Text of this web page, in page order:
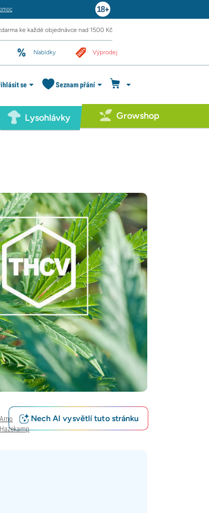
ke každé objednávce nad 1500 Kč
Nabídky Výprodej
se Seznam přání
Lysohlávky Growshop
Arno
Hazekamp
Nech AI vysvětlí tuto stránku